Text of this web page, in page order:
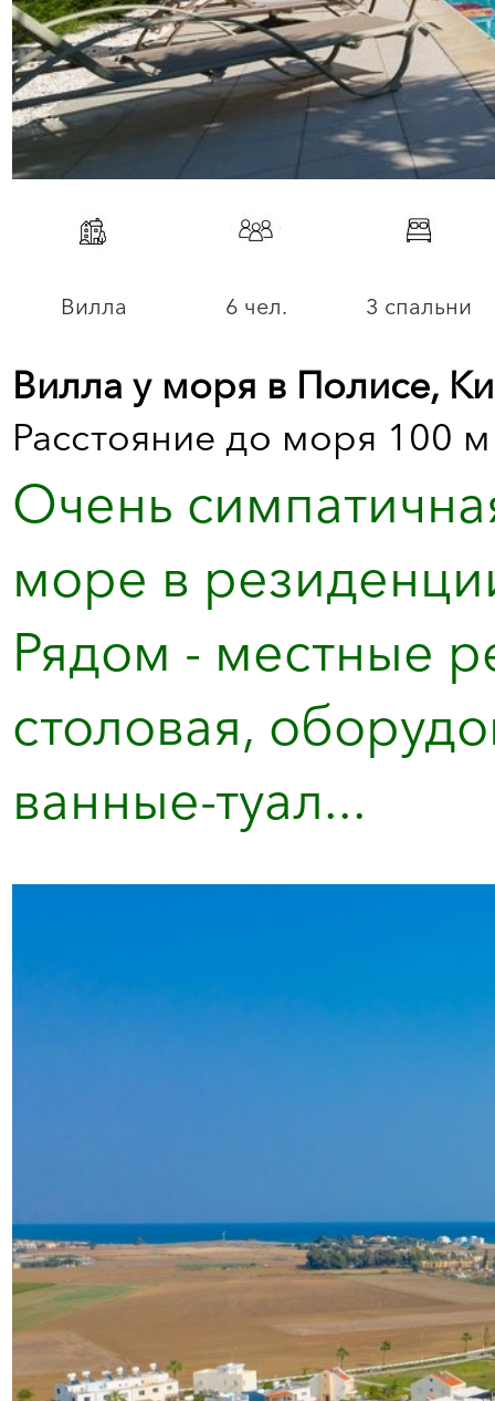
Вилла 6 чел. 3 спальни
Вилла у моря в Полисе,
Расстояние до моря 100 м
Очень
море в
Рядом - местные
столовая,
ванные-туал...